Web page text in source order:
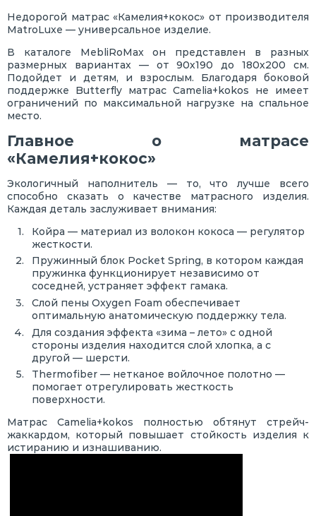
Недорогой матрас «Камелия+кокос» от производителя
MatroLuxe — универсальное изделие.
В каталоге MebliRoMax он представлен в разных
размерных вариантах — от 90х190 до 180х200 см.
Подойдет и детям, и взрослым. Благодаря боковой
поддержке Butterfly матрас Camelia+kokos не имеет
ограничений по максимальной нагрузке на спальное
место.
Главное о матрасе
«Камелия+кокос»
Экологичный наполнитель — то, что лучше всего
способно сказать о качестве матрасного изделия.
Каждая деталь заслуживает внимания:
Койра — материал из волокон кокоса — регулятор
жесткости.
Пружинный блок Pocket Spring, в котором каждая
пружинка функционирует независимо от
соседней, устраняет эффект гамака.
Слой пены Oxygen Foam обеспечивает
оптимальную анатомическую поддержку тела.
Для создания эффекта «зима – лето» с одной
стороны изделия находится слой хлопка, а с
другой — шерсти.
Thermofiber — нетканое войлочное полотно —
помогает отрегулировать жесткость
поверхности.
Матрас Camelia+kokos полностью обтянут стрейч-
жаккардом, который повышает стойкость изделия к
истиранию и изнашиванию.